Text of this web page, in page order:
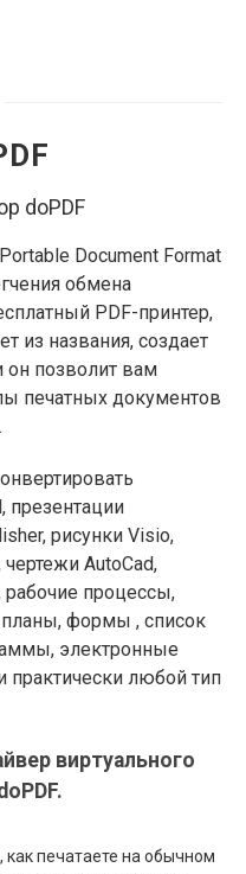
doPDF
Document Format
обмена
PDF-принтер,
из названия, создает
он позволит вам
печатных документов
презентации
рисунки Visio,
AutoCad,
процессы,
формы , список
электронные
любой тип
виртуального
печатаете на обычном